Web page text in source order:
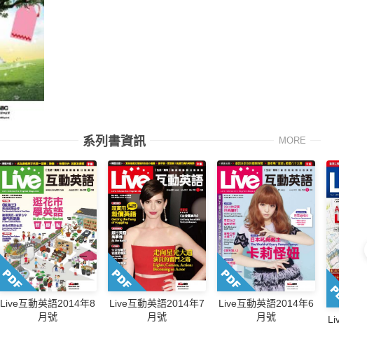
系列書資訊 MORE
Live互動英語2014年8
月號
Live互動英語2014年7
月號
Live互動英語2014年6
月號
Live互動